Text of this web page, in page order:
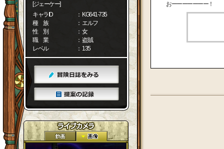
[ジェーケー]
キャラID
： KG641-735
種 族
： エルフ
性 別
： 女
職 業
： 盗賊
レベル
： 135
おーーーーーーー！